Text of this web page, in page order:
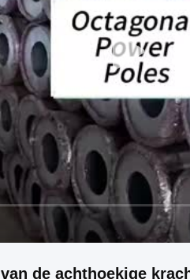
de achthoekige